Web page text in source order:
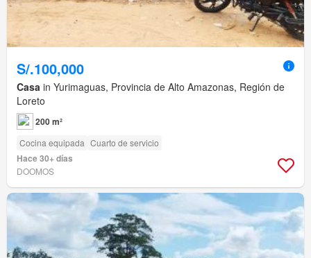
S/.100,000
Casa in Yurimaguas, Provincia de Alto Amazonas, Región de
Loreto
200 m²
Cocina equipada Cuarto de servicio
Hace 30+ días
DOOMOS